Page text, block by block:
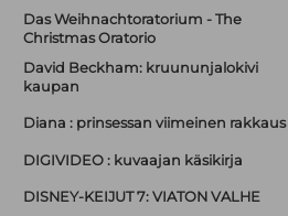
Das Weihnachtoratorium - The
Christmas Oratorio
David Beckham: kruununjalokivi
kaupan
Diana : prinsessan viimeinen rakkaus
DIGIVIDEO : kuvaajan käsikirja
DISNEY-KEIJUT 7: VIATON VALHE